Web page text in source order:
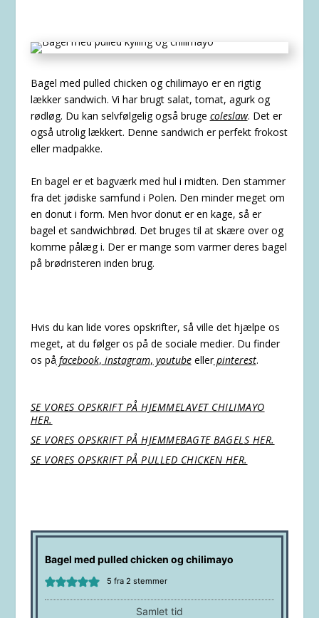
Bagel med pulled chicken og chilimayo er en rigtig
lækker sandwich. Vi har brugt salat, tomat, agurk og
rødløg. Du kan selvfølgelig også bruge coleslaw. Det er
også utrolig lækkert. Denne sandwich er perfekt frokost
eller madpakke.
En bagel er et bagværk med hul i midten. Den stammer
fra det jødiske samfund i Polen. Den minder meget om
en donut i form. Men hvor donut er en kage, så er
bagel et sandwichbrød. Det bruges til at skære over og
komme pålæg i. Der er mange som varmer deres bagel
på brødristeren inden brug.
Hvis du kan lide vores opskrifter, så ville det hjælpe os
meget, at du følger os på de sociale medier. Du finder
os på facebook, instagram, youtubeellerpinterest.
SE VORES OPSKRIFT PÅ HJEMMELAVET CHILIMAYO
HER.
SE VORES OPSKRIFT PÅ HJEMMEBAGTE BAGELS HER.
SE VORES OPSKRIFT PÅ PULLED CHICKEN HER.
Bagel med pulled chicken og chilimayo
5 fra 2 stemmer
Samlet tid